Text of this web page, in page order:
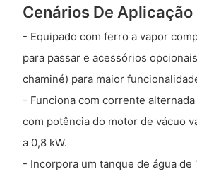
Cenários De Aplicação
- Equipado com ferro a vapor
para passar e acessórios
chaminé) para maior
- Funciona com corrente
com potência do motor de vácuo
a 0,8 kW.
- Incorpora um tanque de água de